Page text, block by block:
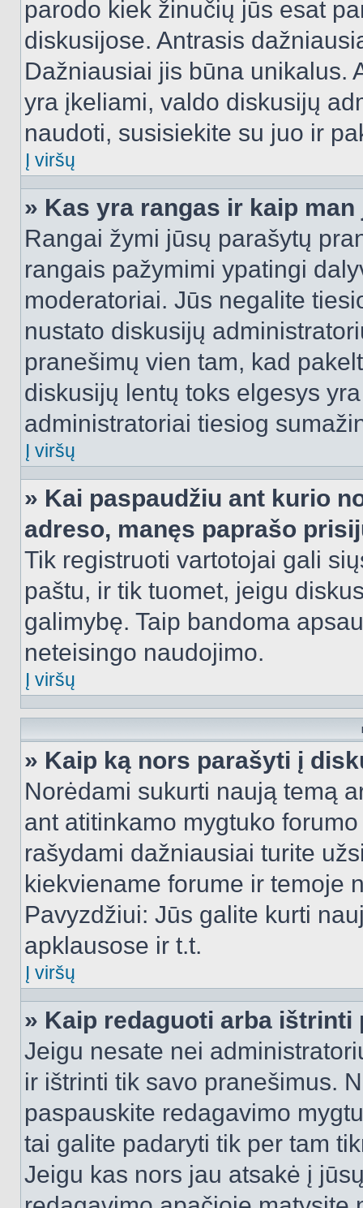
parodo kiek žinučių jūs esat
diskusijose. Antrasis
Dažniausiai jis būna unikalus.
yra įkeliami, valdo diskusijų
naudoti, susisiekite su juo ir
Į viršų
» Kas yra rangas ir kaip
Rangai žymi jūsų parašytų
rangais pažymimi ypatingi
moderatoriai. Jūs negalite
nustato diskusijų
pranešimų vien tam, kad
diskusijų lentų toks elgesys
administratoriai tiesiog
Į viršų
» Kai paspaudžiu ant kurio
adreso, manęs paprašo
Tik registruoti vartotojai gali
paštu, ir tik tuomet, jeigu
galimybę. Taip bandoma
neteisingo naudojimo.
Į viršų
» Kaip ką nors parašyti į
Norėdami sukurti naują temą
ant atitinkamo mygtuko
rašydami dažniausiai turite
kiekviename forume ir temoje
Pavyzdžiui: Jūs galite kurti
apklausose ir t.t.
Į viršų
» Kaip redaguoti arba ištrinti
Jeigu nesate nei
ir ištrinti tik savo pranešimus.
paspauskite redagavimo
tai galite padaryti tik per tam
Jeigu kas nors jau atsakė į